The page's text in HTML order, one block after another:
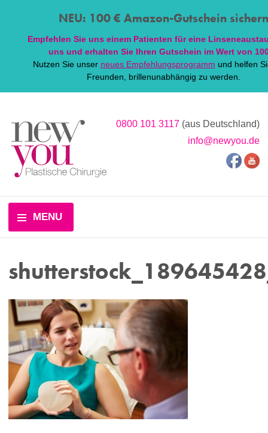
NEU: 100 € Amazon-Gutschein sichern
Empfehlen Sie uns einem Patienten für eine Linsen
uns und erhalten Sie Ihren Gutschein im Wert von
Nutzen Sie unser neues Empfehlungsprogramm und helfen
Freunden, brillenunabhängig zu werden.
0800 101 3117 (aus Deutschland)
info@newyou.de
MENU